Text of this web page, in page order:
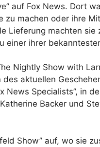
auf Fox News. Dort
machen oder ihre
Lieferung machten sie
einer ihrer
Nightly Show with
aktuellen
News Specialists”, in
Backer und
Show” auf, wo sie